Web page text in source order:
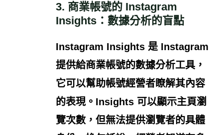
3. 商業帳號的 Instagram
Insights：數據分析的盲點
Instagram Insights是 Instagram
提供給商業帳號的數據分析工具，
它可以幫助帳號經營者瞭解其內容
的表現。Insights 可以顯示主頁瀏
覽次數，但無法提供瀏覽者的具體